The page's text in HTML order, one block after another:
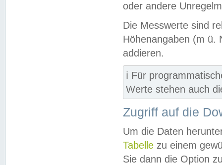
oder andere
Die Messwerte sind
Höhenangaben (m ü.
addieren.
ℹ️ Für
Werte stehen auch
Zugriff auf die
Um die Daten
Tabelle zu einem
Sie dann die Option